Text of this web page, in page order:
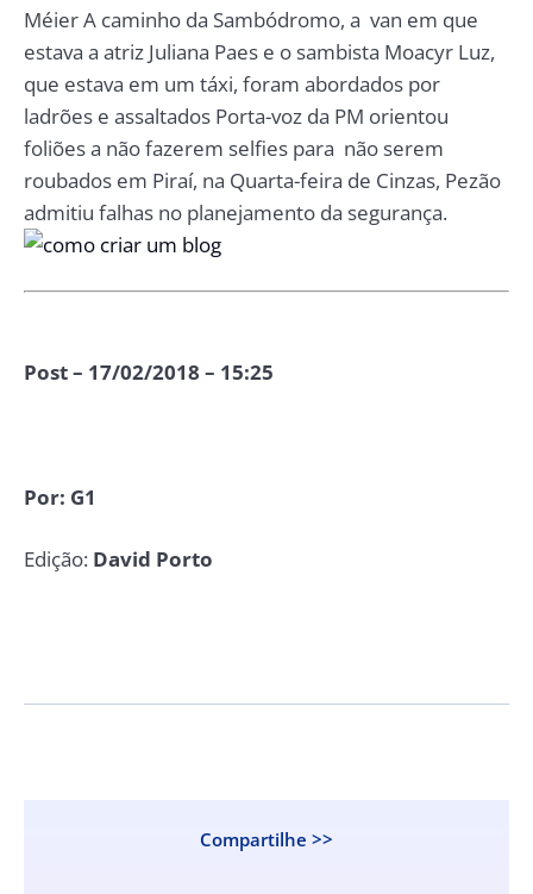
Post – 17/02/2018 – 15:25
Por: G1
Edição: David Porto
Compartilhe >>